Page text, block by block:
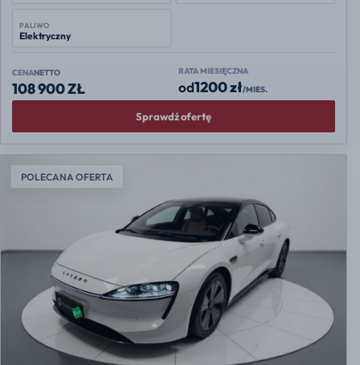
PALIWO
Elektryczny
CENANETTO
108 900 ZŁ
RATA MIESIĘCZNA
od1200 zł/MIES.
Sprawdź ofertę
POLECANA OFERTA